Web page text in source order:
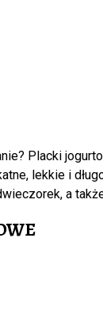
Placki
lekkie i
a